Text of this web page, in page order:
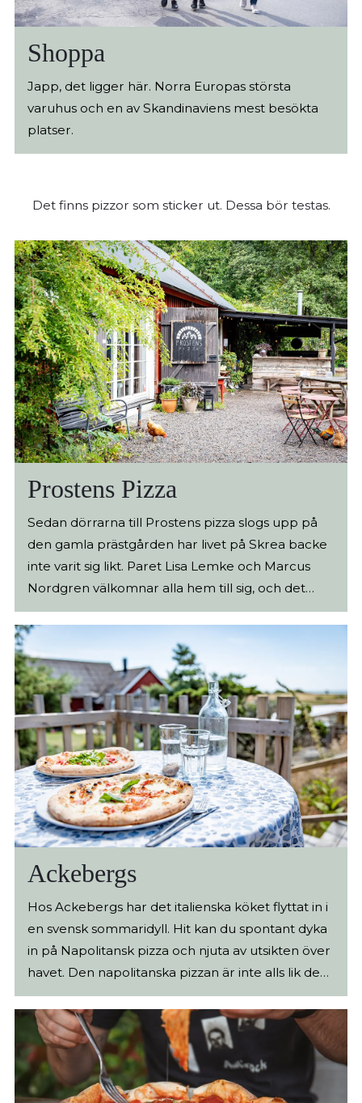
Shoppa
Japp, det ligger här. Norra Europas största
varuhus och en av Skandinaviens mest besökta
platser.
Det finns pizzor som sticker ut. Dessa bör testas.
Prostens Pizza
Sedan dörrarna till Prostens pizza slogs upp på
den gamla prästgården har livet på Skrea backe
inte varit sig likt. Paret Lisa Lemke och Marcus
Nordgren välkomnar alla hem till sig, och det
som de kallar sitt andra vardagsrum. Här står den
gamla stenugnen i fokus och i den lagar de allt
från roman style pizza till smårätter med sitt
ursprung i råvaror från trakten. Lisa och Marcus
har utgått från en sak på Prostens pizza; vad vill
de själva ha när de går på krogen. Så räkna med
att dela bord och mat med varandra, social
eating, goda viner där ekologiskt och naturligt är
viktigt, halländska råvaror, avslappnat, kul och
framför allt gott. Trädgårdsbar På sommaren
öppnas trädgårdsbar och uteservering upp och
här serveras goda drinkar och smårätter till de
som inte får plats inne i restaurang eller på
med folk i alla åldrar och du kommer garanterat
ha mött nya vänner under kvällens gång.
Ackebergs
Hos Ackebergs har det italienska köket flyttat in i
en svensk sommaridyll. Hit kan du spontant dyka
in på Napolitansk pizza och njuta av utsikten över
havet. Den napolitanska pizzan är inte alls lik den
svenska varianten. Den är mjuk, fluffig, lättsmält
och lättäten. I jämförelse med en svensk pizza är
Pizza Napoletana mycket spartansk och du
kommer endast hitta ingredienser som fyller ett
klart syfte. Avskalad skulle man kunna säga. Här